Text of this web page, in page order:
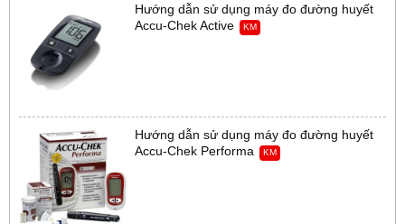
Hướng dẫn sử dụng máy đo đường huyết
Accu-Chek Active
KM
Hướng dẫn sử dụng máy đo đường huyết
Accu-Chek Performa
KM